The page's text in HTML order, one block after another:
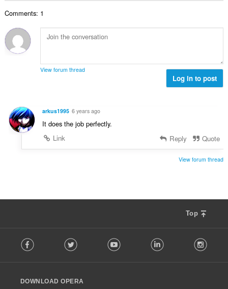
सं
ख्या
Comments: 1
View forum thread
Log in to post
arkus1995 6 years ago
It does the job perfectly.
Link
Reply Quote
View forum thread
Top
o
w
Facebook Twitter Youtube LinkedIn
DOWNLOAD OPERA